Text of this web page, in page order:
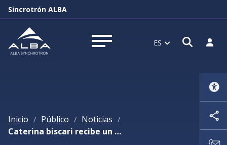
Sincrotrón ALBA
Abrir menú ES Abrir
Inicio / Público / Noticias /
Caterina biscari recibe un premio en su ciudad natal